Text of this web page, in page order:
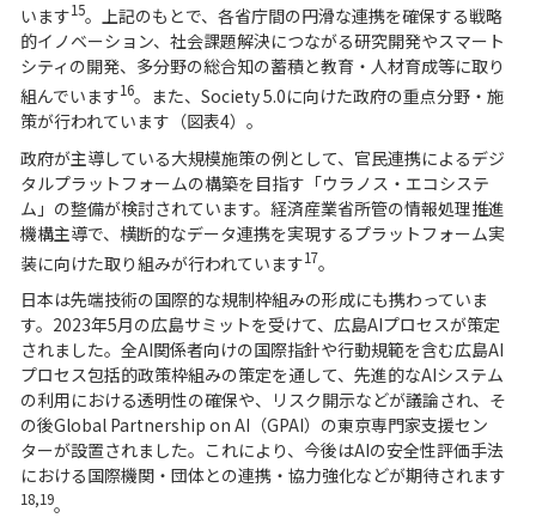
います15。上記のもとで、各省庁間の円滑な連携を確保する戦略
的イノベーション、社会課題解決につながる研究開発やスマート
シティの開発、多分野の総合知の蓄積と教育・人材育成等に取り
組んでいます16。また、Society 5.0に向けた政府の重点分野・施
策が行われています（図表4）。
政府が主導している大規模施策の例として、官民連携によるデジ
タルプラットフォームの構築を目指す「ウラノス・エコシステ
ム」の整備が検討されています。経済産業省所管の情報処理推進
機構主導で、横断的なデータ連携を実現するプラットフォーム実
装に向けた取り組みが行われています17。
日本は先端技術の国際的な規制枠組みの形成にも携わっていま
す。2023年5月の広島サミットを受けて、広島AIプロセスが策定
されました。全AI関係者向けの国際指針や行動規範を含む広島AI
プロセス包括的政策枠組みの策定を通して、先進的なAIシステム
の利用における透明性の確保や、リスク開示などが議論され、そ
の後Global Partnership on AI（GPAI）の東京専門家支援セン
ターが設置されました。これにより、今後はAIの安全性評価手法
における国際機関・団体との連携・協力強化などが期待されます
18,19。